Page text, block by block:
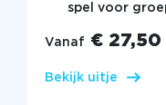
spel voor
Vanaf € 27,50
Bekijk uitje